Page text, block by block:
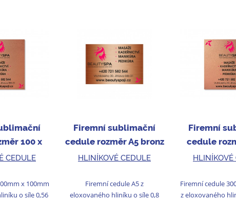
100 x
CEDULE
x 100mm
o síle 0,56
Firemní sublimační
cedule rozměr A5 bronz
HLINÍKOVÉ CEDULE
Firemní cedule A5 z
eloxovaného hliníku o síle 0,8
Firemní
cedule
300 -
HLINÍKOVÉ
Firemní cedule
z eloxovaného